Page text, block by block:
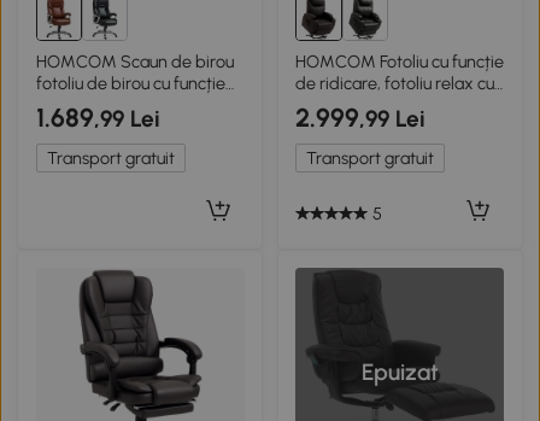
HOMCOM Scaun de birou
fotoliu de birou cu funcție
de balans roți pivotante
360° 66 x 75,5 x 115,5-124,5
cm maro
1.689,99 Lei
Transport gratuit
HOMCOM Fotoliu cu funcție
de ridicare, fotoliu relax cu
asistență la ridicare, incl.
telecomandă, suport
pahare, spătar reglabil,
Maro
2.999,99 Lei
Transport gratuit
5
Epuizat